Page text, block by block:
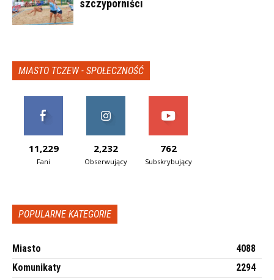
szczyporniści
MIASTO TCZEW - SPOŁECZNOŚĆ
11,229
Fani
2,232
Obserwujący
762
Subskrybujący
POPULARNE KATEGORIE
Miasto
4088
Komunikaty
2294